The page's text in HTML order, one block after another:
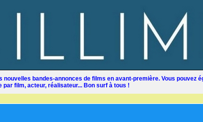
bandes-annonces de films en avant-première. Vous pouvez
film, acteur, réalisateur... Bon surf à tous !